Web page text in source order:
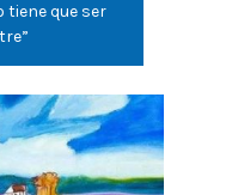
tiene que ser